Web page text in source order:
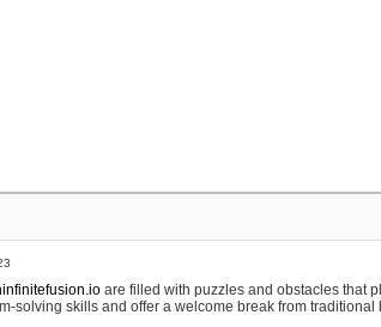
are filled with puzzles and obstacles that
solving skills and offer a welcome break from traditional